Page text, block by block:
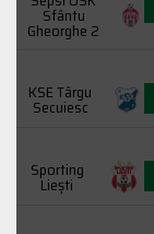
Sfântu
Gheorghe 2
KSE Târgu
Secuiesc
Sporting
Liești